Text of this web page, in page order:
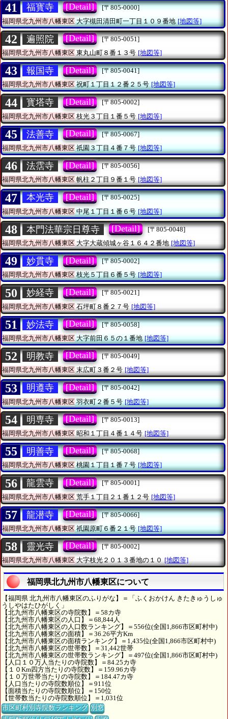
41 福寳寺 [Detail]
[〒805-0000]
福岡県北九州市八幡東区大字槻田清田町一丁目１０９番地 [地図等]
42 遍照院 [Detail]
[〒805-0051]
福岡県北九州市八幡東区東丸山町８番１３号 [地図等]
43 報国寺 [Detail]
[〒805-0041]
福岡県北九州市八幡東区祝町１丁目１２番２５号 [地図等]
44 寳塔寺 [Detail]
[〒805-0002]
福岡県北九州市八幡東区 枝光３丁目１番５号 [地図等]
45 法善寺 [Detail]
[〒805-0067]
福岡県北九州市八幡東区祇園３丁目４番７号 [地図等]
46 法霑寺 [Detail]
[〒805-0056]
福岡県北九州市八幡東区 帆柱２丁目９番１号 [地図等]
47 本光寺 [Detail]
[〒805-0025]
福岡県北九州市八幡東区中尾１丁目１番６号 [地図等]
48 本門法華宗日尊寺 [Detail]
[〒805-0048]
福岡県北九州市八幡東区大字大蔵傾城ヶ谷１６４２番地 [地図等]
49 妙貫寺 [Detail]
[〒805-0002]
福岡県北九州市八幡東区枝光５丁目６番５号 [地図等]
50 妙経寺 [Detail]
[〒805-0021]
福岡県北九州市八幡東区 石坪町８番２７号 [地図等]
51 妙法寺 [Detail]
[〒805-0058]
福岡県北九州市八幡東区大字前田６５の１番地 [地図等]
52 明教寺 [Detail]
[〒805-0049]
福岡県北九州市八幡東区末広町３番２号 [地図等]
53 明遵寺 [Detail]
[〒805-0042]
福岡県北九州市八幡東区羽衣町２番５号 [地図等]
54 明専寺 [Detail]
[〒805-0013]
福岡県北九州市八幡東区昭和１丁目４番１４号 [地図等]
55 明善寺 [Detail]
[〒805-0068]
福岡県北九州市八幡東区桃園１丁目１番７号 [地図等]
56 龍雲寺 [Detail]
[〒805-0001]
福岡県北九州市八幡東区 荒手１丁目２１番１２号 [地図等]
57 龍潜寺 [Detail]
[〒805-0066]
福岡県北九州市八幡東区祇園原町６番２１号 [地図等]
58 靈光寺 [Detail]
[〒805-0002]
福岡県北九州市八幡東区大字枝光２０１３番地の１０ [地図等]
福岡県北九州市八幡東区について
【福岡県 北九州市八幡東区のふりがな】＝「ふくおかけん きたきゅうしゅ
うしやはたひがしく」
【北九州市八幡東区の寺院数】＝58カ寺
【北九州市八幡東区の人口】＝68,844人
【北九州市八幡東区の人口数ランキング】＝556位(全国1,866市区町村中)
【北九州市八幡東区の面積】＝36.26平方Km
【北九州市八幡東区の面積ランキング】＝1,435位(全国1,866市区町村中)
【北九州市八幡東区の世帯数】＝31,442世帯
【北九州市八幡東区の世帯数ランキング】＝497位(全国1,866市区町村中)
【人口１０万人当たりの寺院数】＝84.25カ寺
【１０Km四方当たりの寺院数】＝159.96カ寺
【１０万世帯当たりの寺院数】＝184.47カ寺
【人口当たりの寺院数順位】＝911位
【面積当たりの寺院数順位】＝150位
【世帯数当たりの寺院数順位】＝1,031位
市区町村別寺院数ランキング 別窓